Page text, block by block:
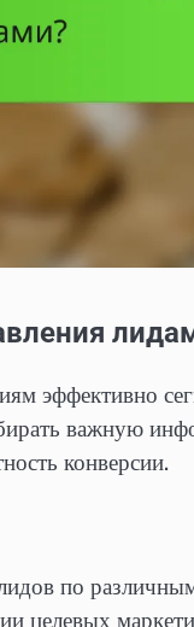
эффективно
важную
конверсии.
по
целевых